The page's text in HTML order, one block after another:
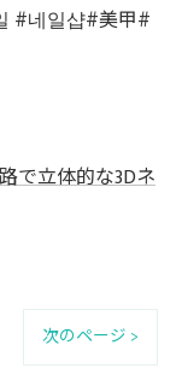
#네일샵#美甲#
で立体的な3Dネ
次のページ >